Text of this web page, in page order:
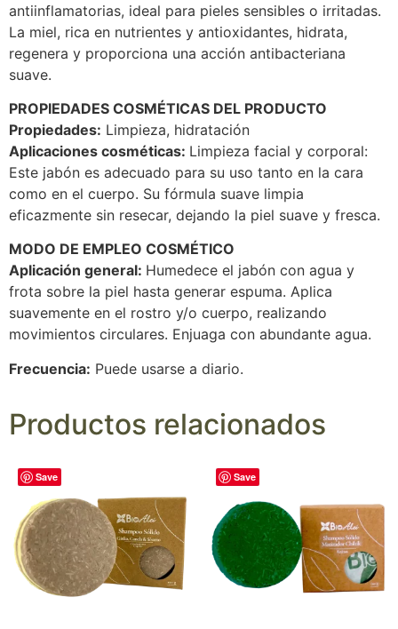
antiinflamatorias, ideal para pieles sensibles o irritadas.
La miel, rica en nutrientes y antioxidantes, hidrata,
regenera y proporciona una acción antibacteriana
suave.
PROPIEDADES COSMÉTICAS DEL PRODUCTO
Propiedades: Limpieza, hidratación
Aplicaciones cosméticas: Limpieza facial y corporal:
Este jabón es adecuado para su uso tanto en la cara
como en el cuerpo. Su fórmula suave limpia
eficazmente sin resecar, dejando la piel suave y fresca.
MODO DE EMPLEO COSMÉTICO
Aplicación general: Humedece el jabón con agua y
frota sobre la piel hasta generar espuma. Aplica
suavemente en el rostro y/o cuerpo, realizando
movimientos circulares. Enjuaga con abundante agua.
Frecuencia: Puede usarse a diario.
Productos relacionados
Save Save